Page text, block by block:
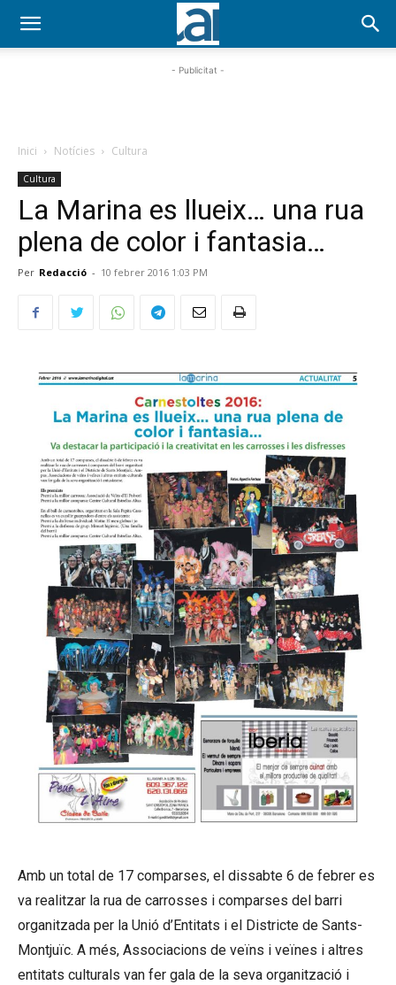
- Publicitat -
Inici Notícies Cultura
Cultura
La Marina es llueix… una rua
plena de color i fantasia…
Per Redacció - 10 febrer 2016 1:03 PM
Amb un total de 17 comparses, el dissabte 6 de febrer es
va realitzar la rua de carrosses i comparses del barri
organitzada per la Unió d’Entitats i el Districte de Sants-
Montjuïc. A més, Associacions de veïns i veïnes i altres
entitats culturals van fer gala de la seva organització i